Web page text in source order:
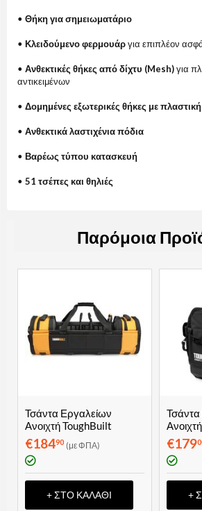
• Θήκη για σημειωματάριο
• Κλειδούμενο φερμουάργια επιπλέον
• Ανθεκτικές θήκες από δίχτυ (Mesh)για
αντικειμένων
• Δομημένες εξωτερικές θήκες με
• Ανθεκτικά λαστιχένια πόδια
• Βαρέως τύπου κατασκευή
• 51 τσέπες και θηλιές
Παρόμοια
Τσάντα Εργαλείων
Ανοιχτή ToughBuilt
Modular Tote 750mm
(30") TB-81-30
€18490 (με ΦΠΑ)
+ ΣΤΟ ΚΑΛΆΘΙ
Tote
€179
+